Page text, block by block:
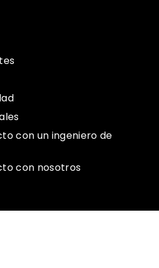
con un ingeniero de
con nosotros